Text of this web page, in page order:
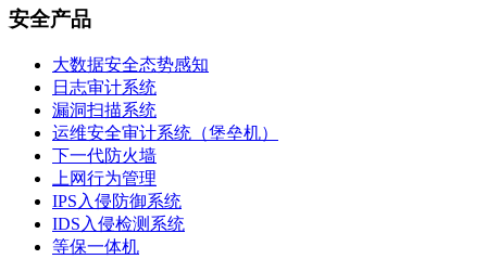
安全产品
大数据安全态势感知
日志审计系统
漏洞扫描系统
运维安全审计系统（堡垒机）
下一代防火墙
上网行为管理
IPS入侵防御系统
IDS入侵检测系统
等保一体机